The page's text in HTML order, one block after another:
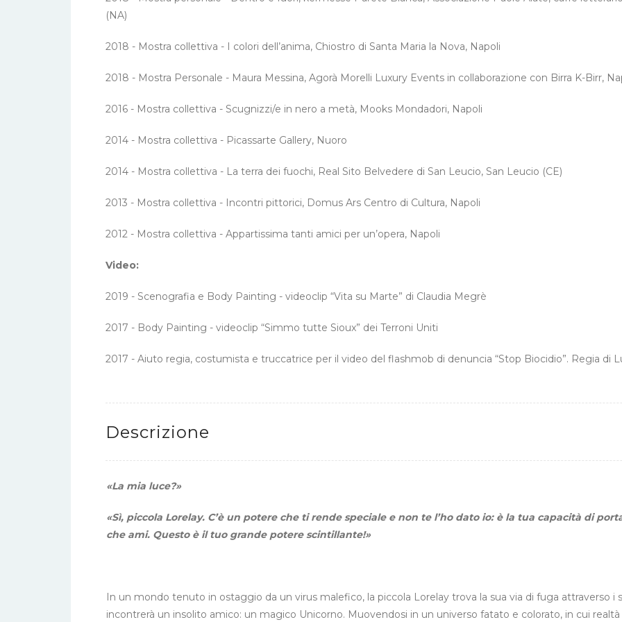
(NA)
2018 - Mostra collettiva - I colori dell’anima, Chiostro di Santa Maria la Nova, Napoli
2018 - Mostra Personale - Maura Messina, Agorà Morelli Luxury Events in collaborazione con Birra K-Birr,
2016 - Mostra collettiva - Scugnizzi/e in nero a metà, Mooks Mondadori, Napoli
2014 - Mostra collettiva - Picassarte Gallery, Nuoro
2014 - Mostra collettiva - La terra dei fuochi, Real Sito Belvedere di San Leucio, San Leucio (CE)
2013 - Mostra collettiva - Incontri pittorici, Domus Ars Centro di Cultura, Napoli
2012 - Mostra collettiva - Appartissima tanti amici per un’opera, Napoli
Video:
2019 - Scenografia e Body Painting - videoclip “Vita su Marte” di Claudia Megrè
2017 - Body Painting - videoclip “Simmo tutte Sioux” dei Terroni Uniti
2017 - Aiuto regia, costumista e truccatrice per il video del flashmob di denuncia “Stop Biocidio”. Regia di
Descrizione
«La mia luce?»
«Sì, piccola Lorelay. C’è un potere che ti rende speciale e non te l’ho dato io: è la tua capacità di
che ami. Questo è il tuo grande potere scintillante!»
In un mondo tenuto in ostaggio da un virus malefico, la piccola Lorelay trova la sua via di fuga attraverso i
incontrerà un insolito amico: un magico Unicorno. Muovendosi in un universo fatato e colorato, in cui